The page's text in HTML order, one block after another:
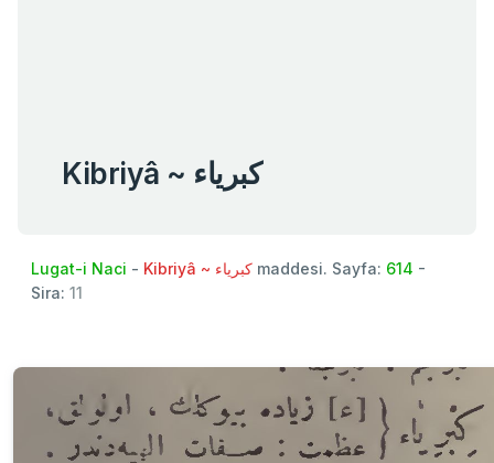
Kibriyâ ~ كبرياء
Lugat-i Naci - Kibriyâ ~ كبرياء maddesi. Sayfa: 614 -
Sira: 11